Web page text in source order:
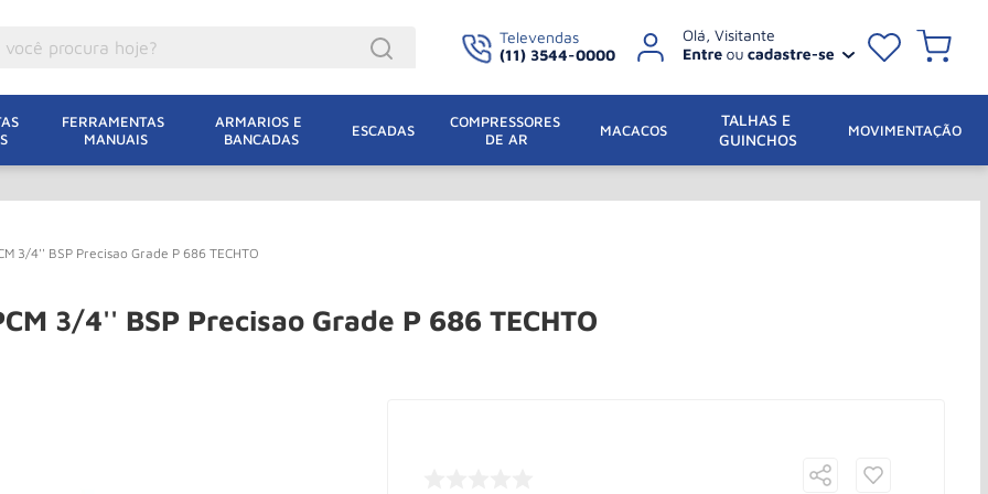
Televendas
(11) 3544-0000
FERRAMENTAS
MANUAIS
ARMARIOS E
BANCADAS
ESCADAS
COMPRESSORES
DE AR
MACACOS
TALHAS E
GUINCHOS
MOVIMENTAÇÃO
3/4'' BSP Precisao Grade P 686 TECHTO
3/4'' BSP Precisao Grade P 686 TECHTO